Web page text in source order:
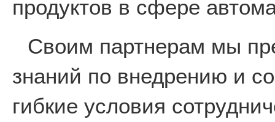
продуктов в сфере
Своим партнерам мы
знаний по внедрению и
гибкие условия